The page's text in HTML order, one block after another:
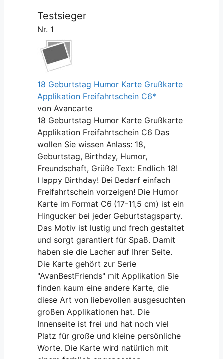
Testsieger
Nr. 1
18 Geburtstag Humor Karte Grußkarte
Applikation Freifahrtschein C6*
von Avancarte
18 Geburtstag Humor Karte Grußkarte
Applikation Freifahrtschein C6 Das
wollen Sie wissen Anlass: 18,
Geburtstag, Birthday, Humor,
Freundschaft, Grüße Text: Endlich 18!
Happy Birthday! Bei Bedarf einfach
Freifahrtschein vorzeigen! Die Humor
Karte im Format C6 (17-11,5 cm) ist ein
Hingucker bei jeder Geburtstagsparty.
Das Motiv ist lustig und frech gestaltet
und sorgt garantiert für Spaß. Damit
haben sie die Lacher auf Ihrer Seite.
Die Karte gehört zur Serie
"AvanBestFriends" mit Applikation Sie
finden kaum eine andere Karte, die
diese Art von liebevollen ausgesuchten
großen Applikationen hat. Die
Innenseite ist frei und hat noch viel
Platz für große und kleine persönliche
Worte. Die Karte wird natürlich mit